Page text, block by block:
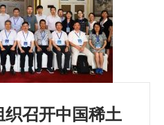
召开中国稀土